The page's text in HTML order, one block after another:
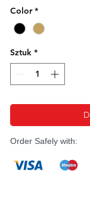
Color *
Sztuk *
Order Safely with: